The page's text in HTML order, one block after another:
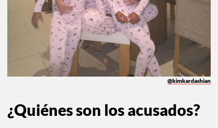
@kimkardashian
¿Quiénes son los acusados?